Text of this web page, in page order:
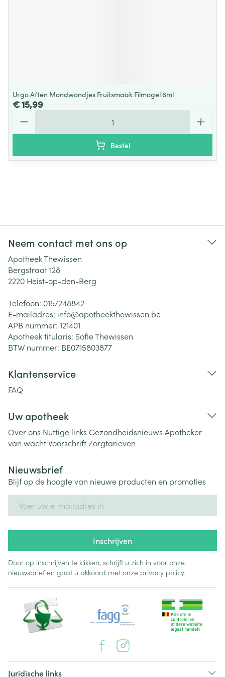
Urgo Aften Mondwondjes Fruitsmaak Filmogel 6ml
€ 15,99
Bestel
Neem contact met ons op
Apotheek Thewissen
Bergstraat 128
2220 Heist-op-den-Berg
Telefoon: 015/248842
E-mailadres: info@apotheekthewissen.be
APB nummer: 121401
Apotheek titularis: Sofie Thewissen
BTW nummer: BE0715803877
Klantenservice
FAQ
Uw apotheek
Over ons Nuttige links Gezondheidsnieuws Apotheker
van wachtVoorschriftZorgtarieven
Nieuwsbrief
Blijf op de hoogte van nieuwe producten en promoties
Inschrijven
Door op inschrijven te klikken, schrijft u zich in voor onze
nieuwsbrief en gaat u akkoord met onze privacy policy.
Juridische links